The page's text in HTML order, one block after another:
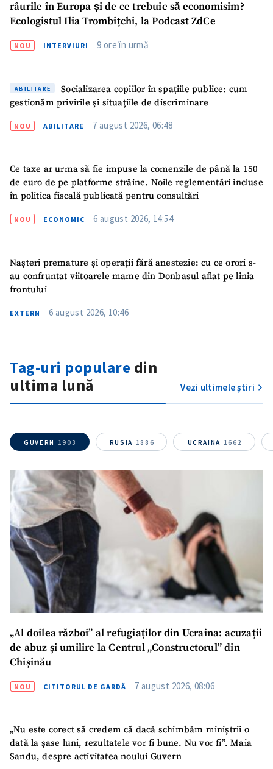
Trimite o informație
Despre ZdG
in English
на русском
râurile în Europa și de ce trebuie să economisim?
Ecologistul Ilia Trombițchi, la Podcast ZdCe
NOU INTERVIURI 9 ore în urmă
ABILITARE
Socializarea copiilor în spațiile publice: cum
gestionăm privirile și situațiile de discriminare
NOU ABILITARE 7 august 2026, 06:48
Ce taxe ar urma să fie impuse la comenzile de până la 150
de euro de pe platforme străine. Noile reglementări incluse
în politica fiscală publicată pentru consultări
NOU ECONOMIC 6 august 2026, 14:54
Nașteri premature și operații fără anestezie: cu ce orori s-
au confruntat viitoarele mame din Donbasul aflat pe linia
frontului
EXTERN 6 august 2026, 10:46
Tag-uri populare din
ultima lună
Vezi ultimele știri
GUVERN 1903 RUSIA 1886 UCRAINA 1662
„Al doilea război” al refugiaților din Ucraina: acuzații
de abuz și umilire la Centrul „Constructorul” din
Chișinău
NOU CITITORUL DE GARDĂ 7 august 2026, 08:06
„Nu este corect să credem că dacă schimbăm miniștrii o
dată la șase luni, rezultatele vor fi bune. Nu vor fi”. Maia
Sandu, despre activitatea noului Guvern